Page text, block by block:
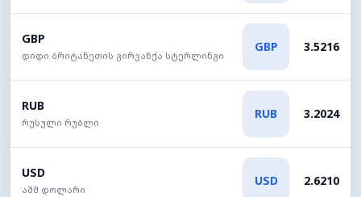
GBP
დიდი ბრიტანეთის გირვანქა სტერლინგი
GBP 3.5216
RUB
რუსული რუბლი
RUB 3.2024
USD
აშშ დოლარი
USD 2.6210